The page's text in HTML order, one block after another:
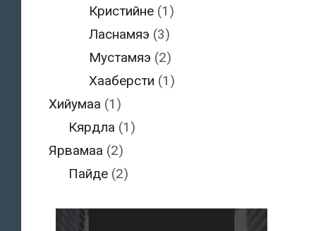
Кристийне(1)
Ласнамяэ (3)
Мустамяэ (2)
Хааберсти (1)
Хийумаа (1)
Кярдла (1)
Ярвамаа (2)
Пайде (2)